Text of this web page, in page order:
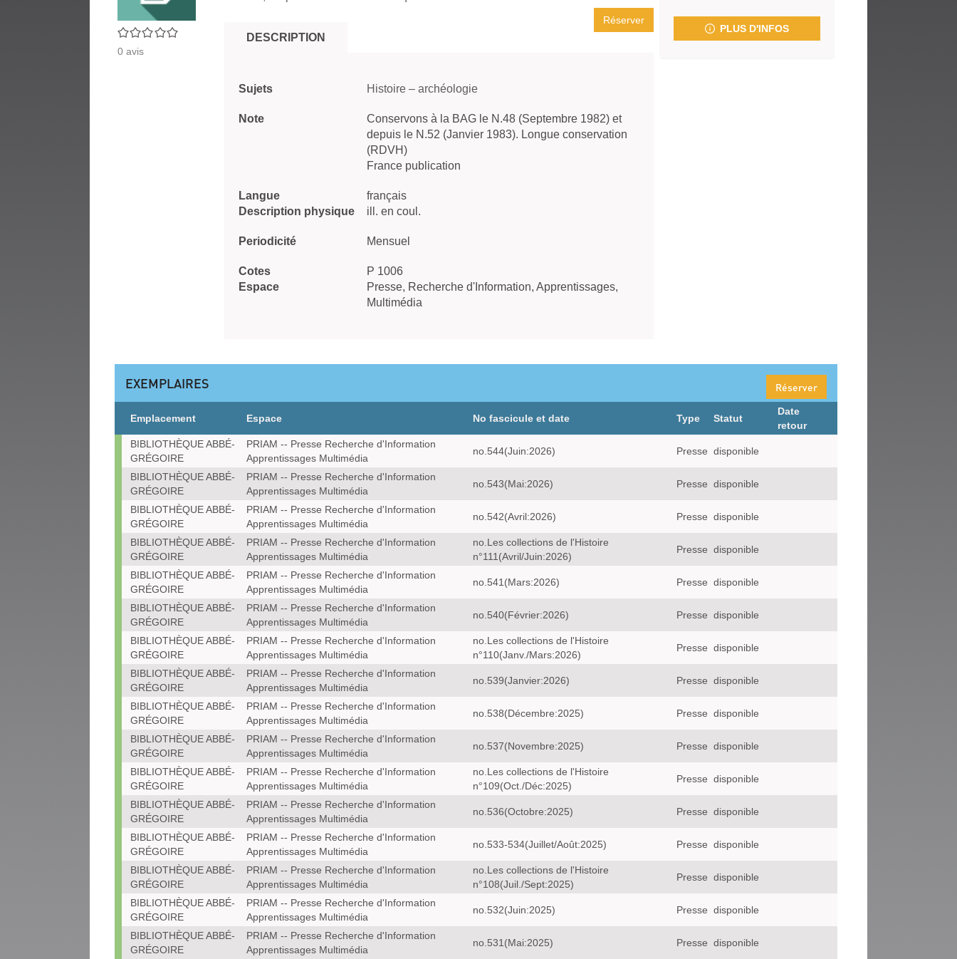
0/5
0 avis
Réserver
DESCRIPTION
Sujets Histoire – archéologie
Note
Conservons à la BAG le N.48 (Septembre 1982) et
depuis le N.52 (Janvier 1983). Longue conservation
(RDVH)
France publication
Langue
français
Description physique
ill. en coul.
Periodicité Mensuel
Cotes
P 1006
Espace
Presse, Recherche d'Information, Apprentissages,
Multimédia
PLUS D'INFOS
EXEMPLAIRES Réserver
Exemplaires
Emplacement Espace No fascicule et date Type Statut
Date
retour
BIBLIOTHÈQUE ABBÉ-
GRÉGOIRE
PRIAM -- Presse Recherche d'Information
Apprentissages Multimédia
no.544(Juin:2026) Presse disponible
BIBLIOTHÈQUE ABBÉ-
GRÉGOIRE
PRIAM -- Presse Recherche d'Information
Apprentissages Multimédia
no.543(Mai:2026) Presse disponible
BIBLIOTHÈQUE ABBÉ-
GRÉGOIRE
PRIAM -- Presse Recherche d'Information
Apprentissages Multimédia
no.542(Avril:2026) Presse disponible
BIBLIOTHÈQUE ABBÉ-
GRÉGOIRE
PRIAM -- Presse Recherche d'Information
Apprentissages Multimédia
no.Les collections de l'Histoire
n°111(Avril/Juin:2026)
Presse disponible
BIBLIOTHÈQUE ABBÉ-
GRÉGOIRE
PRIAM -- Presse Recherche d'Information
Apprentissages Multimédia
no.541(Mars:2026) Presse disponible
BIBLIOTHÈQUE ABBÉ-
GRÉGOIRE
PRIAM -- Presse Recherche d'Information
Apprentissages Multimédia
no.540(Février:2026) Presse disponible
BIBLIOTHÈQUE ABBÉ-
GRÉGOIRE
PRIAM -- Presse Recherche d'Information
Apprentissages Multimédia
no.Les collections de l'Histoire
n°110(Janv./Mars:2026)
Presse disponible
BIBLIOTHÈQUE ABBÉ-
GRÉGOIRE
PRIAM -- Presse Recherche d'Information
Apprentissages Multimédia
no.539(Janvier:2026) Presse disponible
BIBLIOTHÈQUE ABBÉ-
GRÉGOIRE
PRIAM -- Presse Recherche d'Information
Apprentissages Multimédia
no.538(Décembre:2025) Presse disponible
BIBLIOTHÈQUE ABBÉ-
GRÉGOIRE
PRIAM -- Presse Recherche d'Information
Apprentissages Multimédia
no.537(Novembre:2025) Presse disponible
BIBLIOTHÈQUE ABBÉ-
GRÉGOIRE
PRIAM -- Presse Recherche d'Information
Apprentissages Multimédia
no.Les collections de l'Histoire
n°109(Oct./Déc:2025)
Presse disponible
BIBLIOTHÈQUE ABBÉ-
GRÉGOIRE
PRIAM -- Presse Recherche d'Information
Apprentissages Multimédia
no.536(Octobre:2025) Presse disponible
BIBLIOTHÈQUE ABBÉ-
GRÉGOIRE
PRIAM -- Presse Recherche d'Information
Apprentissages Multimédia
no.533-534(Juillet/Août:2025) Presse disponible
BIBLIOTHÈQUE ABBÉ-
GRÉGOIRE
PRIAM -- Presse Recherche d'Information
Apprentissages Multimédia
no.Les collections de l'Histoire
n°108(Juil./Sept:2025)
Presse disponible
BIBLIOTHÈQUE ABBÉ-
GRÉGOIRE
PRIAM -- Presse Recherche d'Information
Apprentissages Multimédia
no.532(Juin:2025) Presse disponible
BIBLIOTHÈQUE ABBÉ-
GRÉGOIRE
PRIAM -- Presse Recherche d'Information
Apprentissages Multimédia
no.531(Mai:2025) Presse disponible